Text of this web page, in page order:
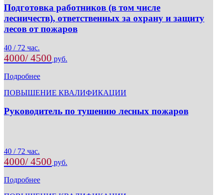
Подготовка работников (в том числе
лесничеств), ответственных за охрану и защиту
лесов от пожаров
40 / 72 час.
4000/ 4500 руб.
Подробнее
ПОВЫШЕНИЕ КВАЛИФИКАЦИИ
Руководитель по тушению лесных пожаров
40 / 72 час.
4000/ 4500 руб.
Подробнее